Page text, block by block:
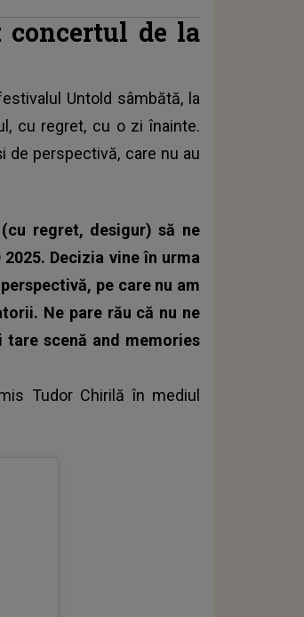
de la
Untold sâmbătă, la
cu regret, cu o zi înainte.
de perspectivă, care nu au
regret, desigur) să ne
Decizia vine în urma
pe care nu am
Ne pare rău că nu ne
tare scenă and memories
Tudor Chirilă în mediul